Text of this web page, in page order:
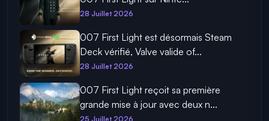
28 Juillet 2026
007 First Light est désormais Steam
Deck vérifié, Valve valide of...
28 Juillet 2026
007 First Light reçoit sa première
grande mise à jour avec deux n...
25 Juillet 2026